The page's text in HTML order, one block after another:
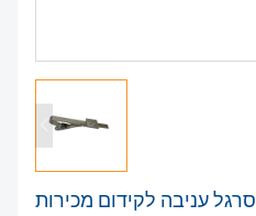
סרגל עניבה לקידום מכירות